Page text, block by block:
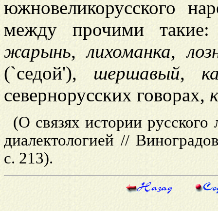
южновеликорусского
между прочими
жарынь,лихоманка,
(`седой'), шершавый,
севернорусских говорах,
(О связях истории русского
диалектологией //
с. 213).